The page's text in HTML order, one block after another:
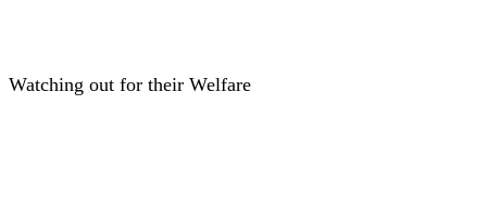
Watching out for their Welfare